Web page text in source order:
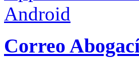
Android
Correo